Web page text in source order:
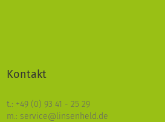
Kontakt
t.: +49 (0) 93 41 - 25 29
m.: service@linsenheld.de